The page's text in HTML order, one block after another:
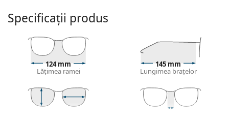
Culoarea maro a ramei se potrivește perfect cu un
blond închis.
Ramele rotunde sunt o alegere ideală pentru cei cu
o formă de față pătrată sau ovală.
Rama ochelarilor este realizată din plastic de înaltă
calitate, care oferă o durabilitate ridicată, purtare
confortabilă și un look excepțional.
Ochelarii cu ramă întreagă au cele mai comune
Specificații produs
124 mm
Lățimea ramei
145 mm
Lungimea brațelor